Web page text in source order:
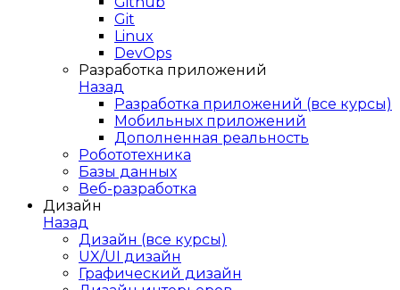
Git
Linux
DevOps
Разработка приложений
Назад
Разработка приложений (все курсы)
Мобильных приложений
Дополненная реальность
Робототехника
Базы данных
Веб-разработка
Дизайн
Назад
Дизайн (все курсы)
UX/UI дизайн
Графический дизайн